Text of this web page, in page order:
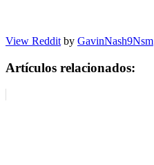
View Redditby GavinNash9Nsm
Artículos relacionados: